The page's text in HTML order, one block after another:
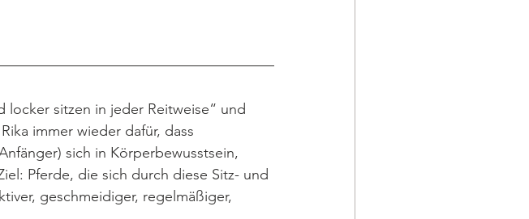
locker sitzen in jeder Reitweise“ und
immer wieder dafür, dass
sich in Körperbewusstsein,
Pferde, die sich durch diese Sitz- und
geschmeidiger, regelmäßiger,